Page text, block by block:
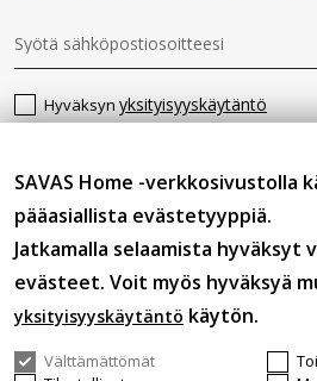
Hyväksyn yksityisyyskäytäntö
© 2026 SAVASHOME Kaikki
SAVAS Home -verkkosivustolla
pääasiallista evästetyyppiä.
Jatkamalla selaamista
evästeet. Voit myös hyväksyä
yksityisyyskäytäntö käytön.
Välttämättömät